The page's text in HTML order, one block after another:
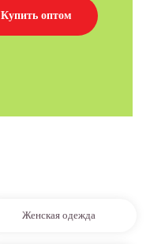
Купить оптом
Женская одежда